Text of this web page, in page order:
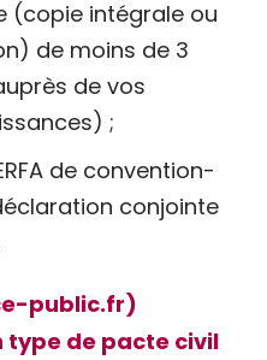
(copie intégrale ou
de moins de 3
de vos
;
de convention-
conjointe
public.fr)
type de pacte civil